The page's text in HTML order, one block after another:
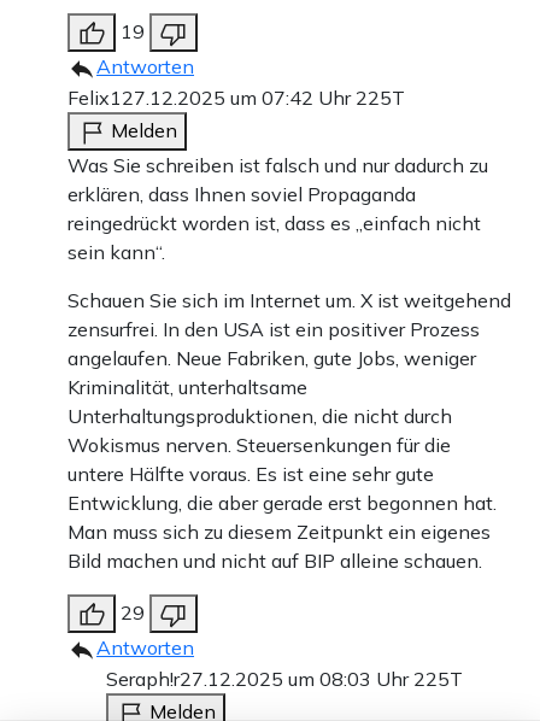
19
Antworten
Felix127.12.2025 um 07:42 Uhr 225T
Melden
Was Sie schreiben ist falsch und nur dadurch zu
erklären, dass Ihnen soviel Propaganda
reingedrückt worden ist, dass es „einfach nicht
sein kann“.
Schauen Sie sich im Internet um. X ist weitgehend
zensurfrei. In den USA ist ein positiver Prozess
angelaufen. Neue Fabriken, gute Jobs, weniger
Kriminalität, unterhaltsame
Unterhaltungsproduktionen, die nicht durch
Wokismus nerven. Steuersenkungen für die
untere Hälfte voraus. Es ist eine sehr gute
Entwicklung, die aber gerade erst begonnen hat.
Man muss sich zu diesem Zeitpunkt ein eigenes
Bild machen und nicht auf BIP alleine schauen.
29
Antworten
Seraph!r27.12.2025 um 08:03 Uhr 225T
Melden